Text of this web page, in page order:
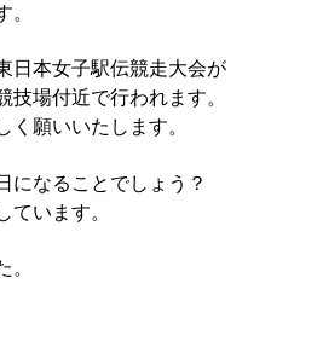
。
日本女子駅伝競走大会が
技場付近で行われます。
く願いいたします。
になることでしょう？
ています。